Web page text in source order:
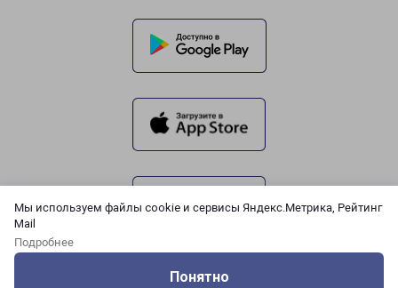
Мы используем файлы cookie и сервисы Яндекс.Метрика, Рейтинг
Mail
Подробнее
Понятно